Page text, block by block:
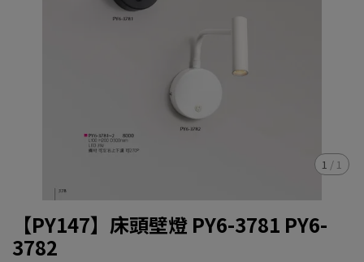
1 / 1
【PY147】床頭壁燈 PY6-3781 PY6-
3782